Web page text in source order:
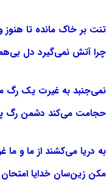
تنت بر خاک مانده تا هنوز
چرا آتش نمی‌گیرد دل
نمی‌جنبد به غیرت یک رگ
حجامت می‌کند دشمن رگ
به دریا می‌کشند از ما و
مکن زین‌سان خدایا